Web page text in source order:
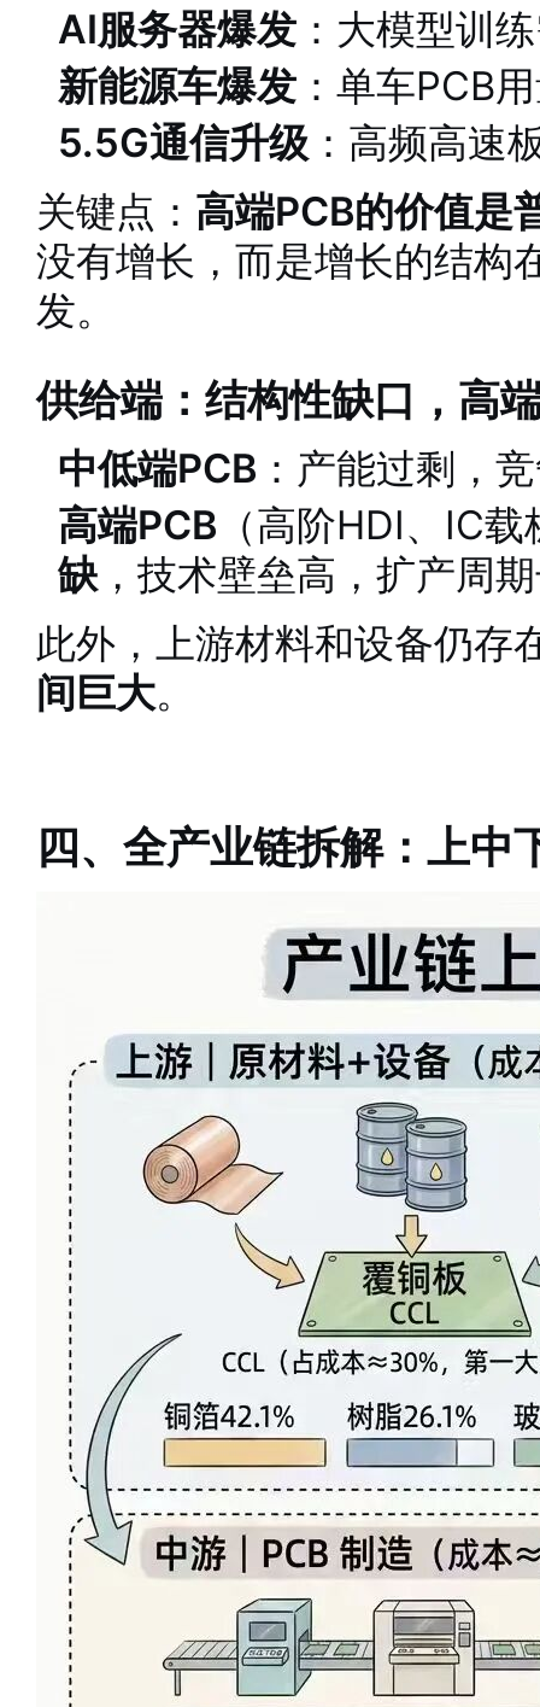
AI服务器爆发 ：大模型训
新能源车爆发 ：单车PCB
5.5G通信升级 ：高频高速
关键点： 高端PCB的价值是
没有增长，而是增长的结
发。
供给端：结构性缺口，高
中低端PCB ：产能过剩，
高端PCB （高阶HDI、IC
缺 ，技术壁垒高，扩产周
此外，上游材料和设备仍存
间巨大。
四、全产业链拆解：上中